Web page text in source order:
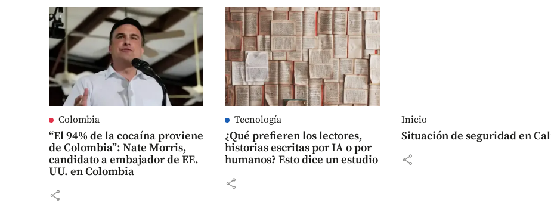
Colombia
“El 94% de la cocaína proviene
de Colombia”: Nate Morris,
candidato a embajador de EE.
UU. en Colombia
share
Tecnología
¿Qué prefieren los lectores,
historias escritas por IA o por
humanos? Esto dice un estudio
share
Inicio
Situación de seguridad en
share